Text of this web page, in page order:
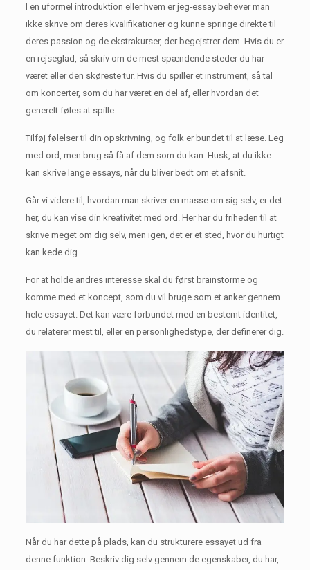
I en uformel introduktion eller hvem er jeg-essay behøver man
ikke skrive om deres kvalifikationer og kunne springe direkte til
deres passion og de ekstrakurser, der begejstrer dem. Hvis du er
en rejseglad, så skriv om de mest spændende steder du har
været eller den skøreste tur. Hvis du spiller et instrument, så tal
om koncerter, som du har været en del af, eller hvordan det
generelt føles at spille.
Tilføj følelser til din opskrivning, og folk er bundet til at læse. Leg
med ord, men brug så få af dem som du kan. Husk, at du ikke
kan skrive lange essays, når du bliver bedt om et afsnit.
Går vi videre til, hvordan man skriver en masse om sig selv, er det
her, du kan vise din kreativitet med ord. Her har du friheden til at
skrive meget om dig selv, men igen, det er et sted, hvor du hurtigt
kan kede dig.
For at holde andres interesse skal du først brainstorme og
komme med et koncept, som du vil bruge som et anker gennem
hele essayet. Det kan være forbundet med en bestemt identitet,
du relaterer mest til, eller en personlighedstype, der definerer dig.
Når du har dette på plads, kan du strukturere essayet ud fra
denne funktion. Beskriv dig selv gennem de egenskaber, du har,